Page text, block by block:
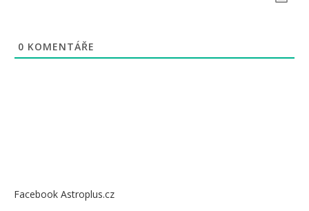
0 KOMENTÁŘE
Facebook Astroplus.cz